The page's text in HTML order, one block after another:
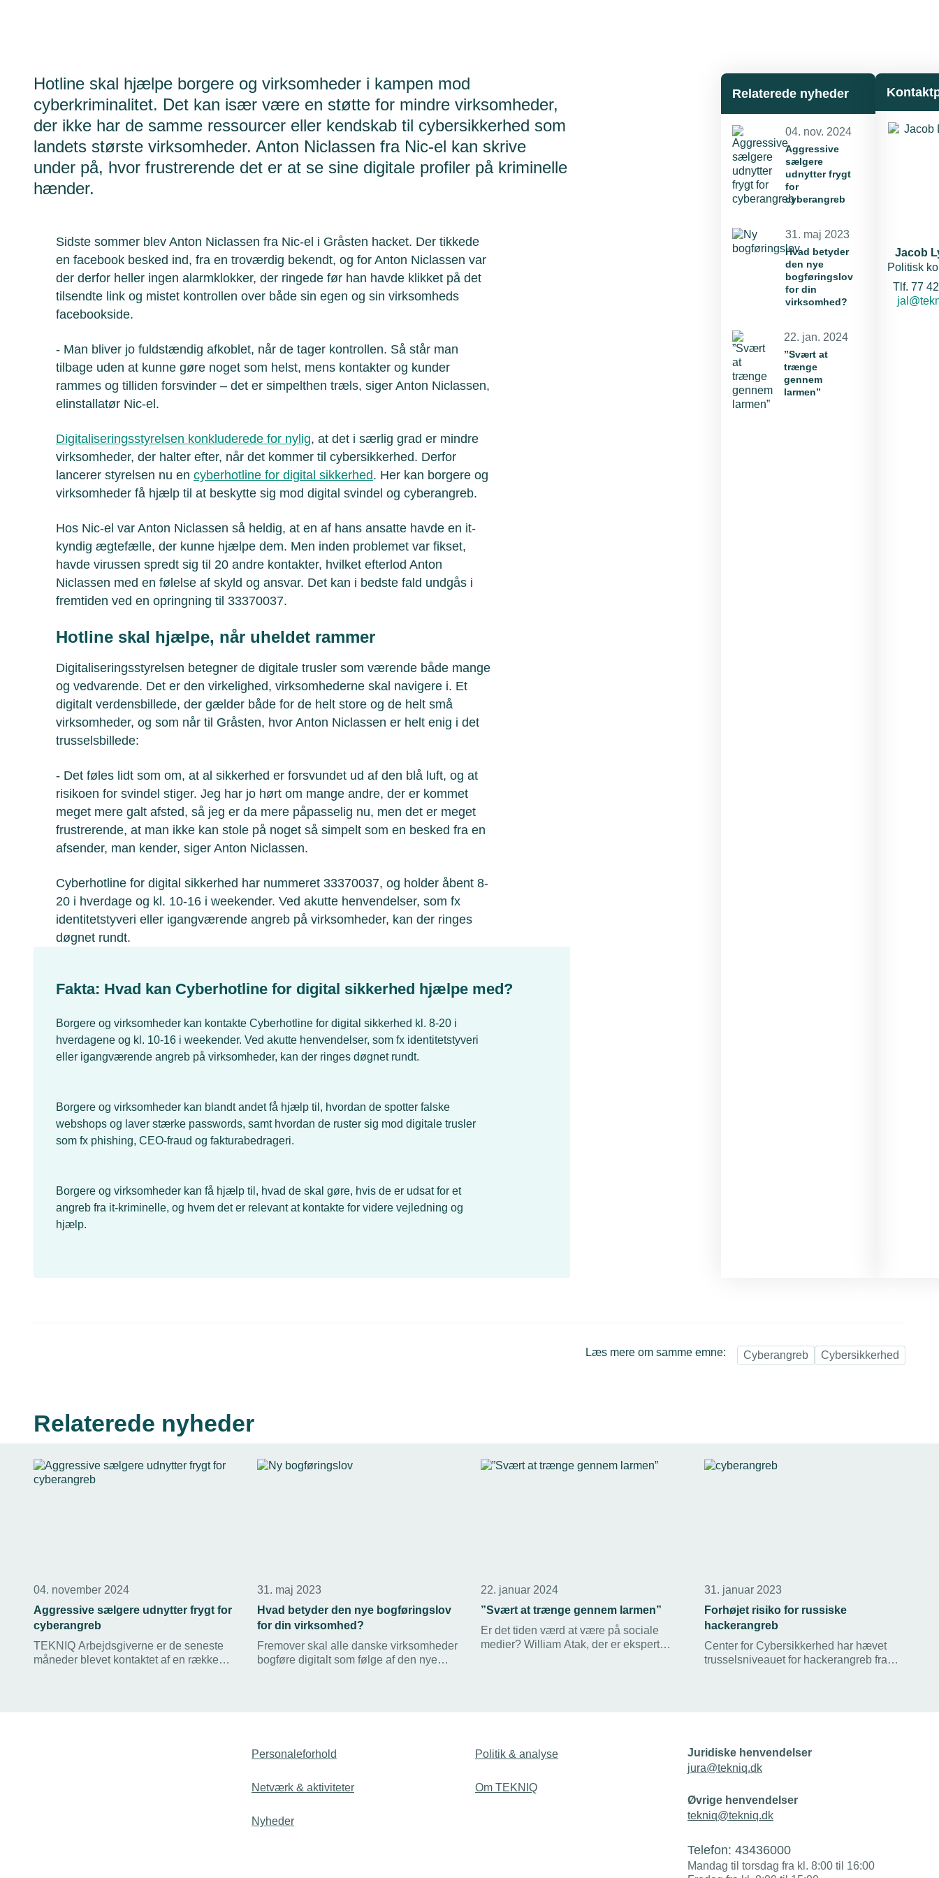
Hotline skal hjælpe borgere og virksomheder i kampen mod
cyberkriminalitet. Det kan især være en støtte for mindre virksomheder,
der ikke har de samme ressourcer eller kendskab til cybersikkerhed som
landets største virksomheder. Anton Niclassen fra Nic-el kan skrive
under på, hvor frustrerende det er at se sine digitale profiler på kriminelle
hænder.
Sidste sommer blev Anton Niclassen fra Nic-el i Gråsten hacket. Der tikkede
en facebook besked ind, fra en troværdig bekendt, og for Anton Niclassen var
der derfor heller ingen alarmklokker, der ringede før han havde klikket på det
tilsendte link og mistet kontrollen over både sin egen og sin virksomheds
facebookside.
- Man bliver jo fuldstændig afkoblet, når de tager kontrollen. Så står man
tilbage uden at kunne gøre noget som helst, mens kontakter og kunder
rammes og tilliden forsvinder – det er simpelthen træls, siger Anton Niclassen,
elinstallatør Nic-el.
Digitaliseringsstyrelsen konkluderede for nylig, at det i særlig grad er mindre
virksomheder, der halter efter, når det kommer til cybersikkerhed. Derfor
lancerer styrelsen nu en cyberhotline for digital sikkerhed. Her kan borgere og
virksomheder få hjælp til at beskytte sig mod digital svindel og cyberangreb.
Hos Nic-el var Anton Niclassen så heldig, at en af hans ansatte havde en it-
kyndig ægtefælle, der kunne hjælpe dem. Men inden problemet var fikset,
havde virussen spredt sig til 20 andre kontakter, hvilket efterlod Anton
Niclassen med en følelse af skyld og ansvar. Det kan i bedste fald undgås i
fremtiden ved en opringning til 33370037.
Hotline skal hjælpe, når uheldet rammer
Digitaliseringsstyrelsen betegner de digitale trusler som værende både mange
og vedvarende. Det er den virkelighed, virksomhederne skal navigere i. Et
digitalt verdensbillede, der gælder både for de helt store og de helt små
virksomheder, og som når til Gråsten, hvor Anton Niclassen er helt enig i det
trusselsbillede:
- Det føles lidt som om, at al sikkerhed er forsvundet ud af den blå luft, og at
risikoen for svindel stiger. Jeg har jo hørt om mange andre, der er kommet
meget mere galt afsted, så jeg er da mere påpasselig nu, men det er meget
frustrerende, at man ikke kan stole på noget så simpelt som en besked fra en
afsender, man kender, siger Anton Niclassen.
Cyberhotline for digital sikkerhed har nummeret 33370037, og holder åbent 8-
20 i hverdage og kl. 10-16 i weekender. Ved akutte henvendelser, som fx
identitetstyveri eller igangværende angreb på virksomheder, kan der ringes
døgnet rundt.
Fakta: Hvad kan Cyberhotline for digital sikkerhed hjælpe med?
Borgere og virksomheder kan kontakte Cyberhotline for digital sikkerhed kl. 8-20 i
hverdagene og kl. 10-16 i weekender. Ved akutte henvendelser, som fx identitetstyveri
eller igangværende angreb på virksomheder, kan der ringes døgnet rundt.
Borgere og virksomheder kan blandt andet få hjælp til, hvordan de spotter falske
webshops og laver stærke passwords, samt hvordan de ruster sig mod digitale trusler
som fx phishing, CEO-fraud og fakturabedrageri.
Borgere og virksomheder kan få hjælp til, hvad de skal gøre, hvis de er udsat for et
angreb fra it-kriminelle, og hvem det er relevant at kontakte for videre vejledning og
hjælp.
Relaterede nyheder
04. nov. 2024
Aggressive
sælgere
udnytter frygt
for
cyberangreb
31. maj 2023
Hvad betyder
den nye
bogføringslov
for din
virksomhed?
22. jan. 2024
”Svært at
trænge
gennem
larmen”
Jacob
Politisk
Tlf. 77
E-mail:
Læs mere om samme emne: Cyberangreb Cybersikkerhed
Relaterede nyheder
04. november 2024
Aggressive sælgere udnytter frygt for
cyberangreb
TEKNIQ Arbejdsgiverne er de seneste
måneder blevet kontaktet af en række
31. maj 2023
Hvad betyder den nye bogføringslov
for din virksomhed?
Fremover skal alle danske virksomheder
bogføre digitalt som følge af den nye
22. januar 2024
”Svært at trænge gennem larmen”
Er det tiden værd at være på sociale
medier? William Atak, der er ekspert
31. januar 2023
Forhøjet risiko for russiske
hackerangreb
Center for Cybersikkerhed har hævet
trusselsniveauet for hackerangreb fra
Personaleforhold
Netværk & aktiviteter
Nyheder
Politik & analyse
Om TEKNIQ
Juridiske henvendelser
jura@tekniq.dk
Øvrige henvendelser
tekniq@tekniq.dk
Telefon: 43436000
Mandag til torsdag fra kl. 8:00 til 16:00